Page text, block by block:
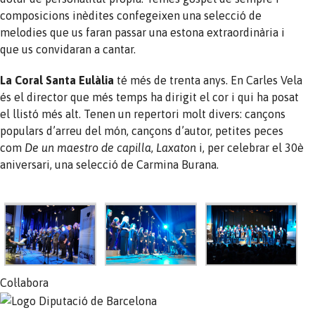
composicions inèdites confegeixen una selecció de
melodies que us faran passar una estona extraordinària i
que us convidaran a cantar.
La Coral Santa Eulàlia té més de trenta anys. En Carles Vela
és el director que més temps ha dirigit el cor i qui ha posat
el llistó més alt. Tenen un repertori molt divers: cançons
populars d’arreu del món, cançons d’autor, petites peces
com De un maestro de capilla Laxaton i, per celebrar el 30è
aniversari, una selecció de Carmina Burana.
Col·labora